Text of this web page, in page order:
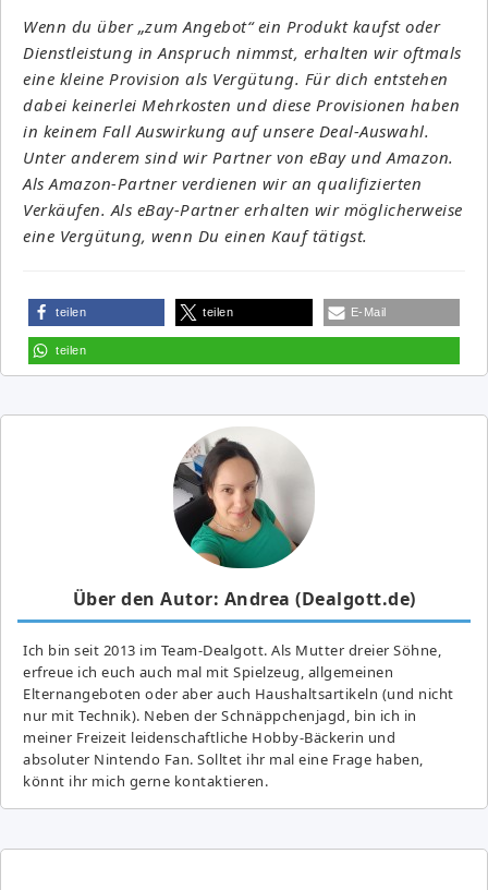
Wenn du über „zum Angebot“ ein Produkt kaufst oder
Dienstleistung in Anspruch nimmst, erhalten wir oftmals
eine kleine Provision als Vergütung. Für dich entstehen
dabei keinerlei Mehrkosten und diese Provisionen haben
in keinem Fall Auswirkung auf unsere Deal-Auswahl.
Unter anderem sind wir Partner von eBay und Amazon.
Als Amazon-Partner verdienen wir an qualifizierten
Verkäufen. Als eBay-Partner erhalten wir möglicherweise
eine Vergütung, wenn Du einen Kauf tätigst.
teilen teilen E-Mail
teilen
Über den Autor: Andrea (Dealgott.de)
Ich bin seit 2013 im Team-Dealgott. Als Mutter dreier Söhne,
erfreue ich euch auch mal mit Spielzeug, allgemeinen
Elternangeboten oder aber auch Haushaltsartikeln (und nicht
nur mit Technik). Neben der Schnäppchenjagd, bin ich in
meiner Freizeit leidenschaftliche Hobby-Bäckerin und
absoluter Nintendo Fan. Solltet ihr mal eine Frage haben,
könnt ihr mich gerne kontaktieren.